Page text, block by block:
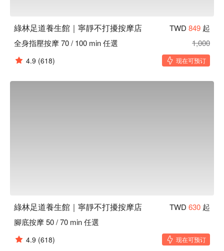
綠林足道養生館｜寧靜不打擾按摩店 TWD 849 起
全身指壓按摩 70 / 100 min 任選
1,000
4.9 (618) 现在可预订
綠林足道養生館｜寧靜不打擾按摩店 TWD 630 起
腳底按摩 50 / 70 min 任選
4.9 (618) 现在可预订